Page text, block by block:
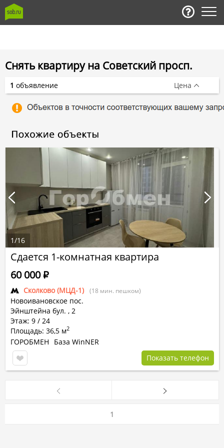
Снять квартиру на Советский просп.
Сдается 1-комнатная квартира
Сколково (МЦД-1) (18 мин. пешком)
Новоивановское пос.
Эйнштейна бул. , 2
Этаж: 9 / 24
Площадь: 36,5 м2
60 000Р
ГОРОБМЕН
База WinNER
Показать телефон
1/16
1 объявление Цена
1